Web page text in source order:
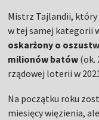
Mistrz Tajlandii, który
w tej samej kategorii
oskarżony o
milionów batów (ok.
rządowej loterii w
Na początku roku
miesięcy więzienia,